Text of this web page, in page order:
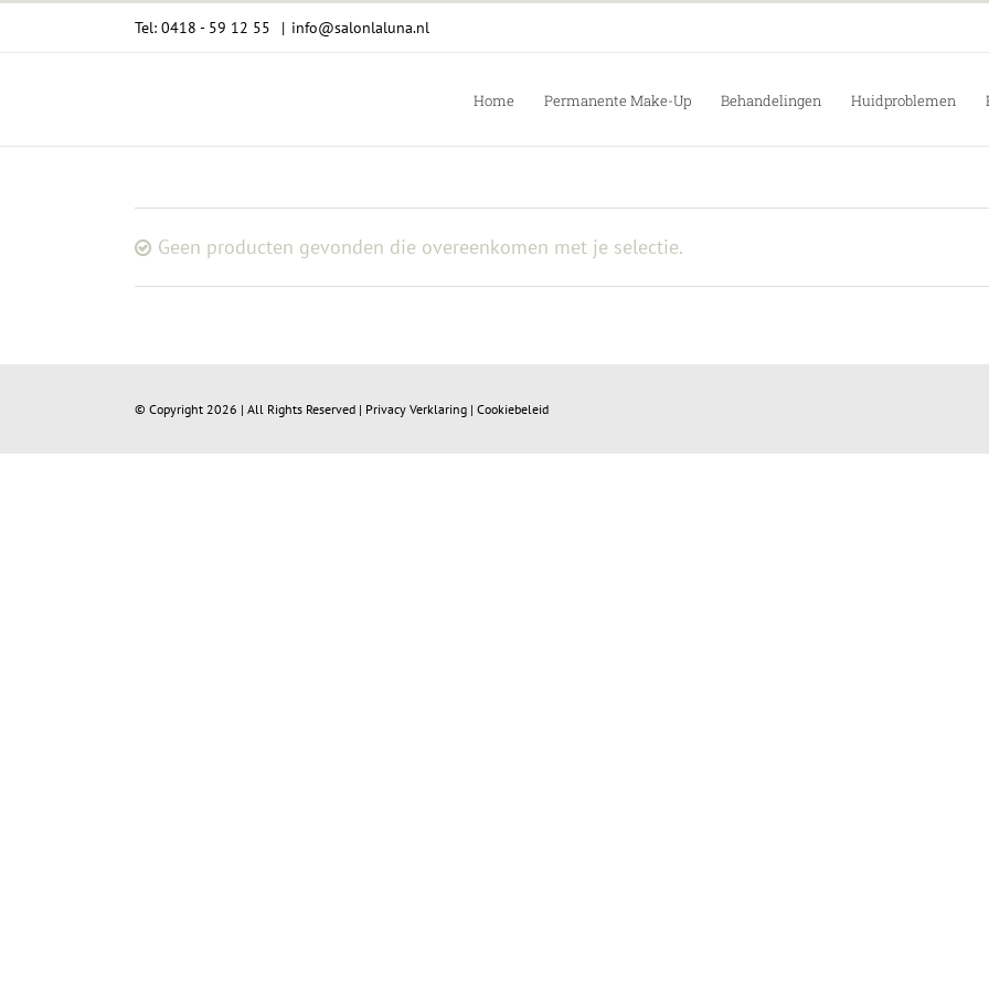
Tel: 0418 - 59 12 55 | info@salonlaluna.nl
Home Permanente Make-Up Behandelingen Huidproblemen
Geen producten gevonden die overeenkomen met je selectie.
© Copyright 2026 | All Rights Reserved | Privacy Verklaring | Cookiebeleid